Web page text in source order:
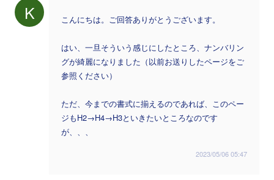
K こんにちは。ご回答ありがとうございます。
はい、一旦そういう感じにしたところ、ナンバリン
グが綺麗になりました（以前お送りしたページをご
参照ください）
ただ、今までの書式に揃えるのであれば、このペー
ジもH2→H4→H3といきたいところなのです
が、、、
2023/05/06 05:47